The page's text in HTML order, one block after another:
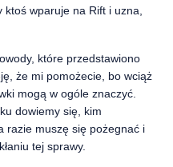
wparuje na Rift i uzna,
które przedstawiono
że mi pomożecie, bo wciąż
mogą w ogóle znaczyć.
dowiemy się, kim
razie muszę się pożegnać i
tej sprawy.